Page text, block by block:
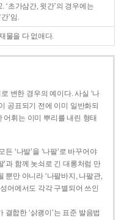
‘초가삼간, 윗간’의 경우에는
‘간’임.
물을 다 없애다.
변한 경우의 예이다. 사실 ‘나
공표되기 전에 이미 일반화되
어휘는 이미 뿌리를 내린 형태
‘나발’을 ‘나팔’로 바꾸어야
’과 함께 놋쇠로 긴 대롱처럼 만
뿐만 아니라 ‘나팔바지, 나팔관,
어에서도 각각 구별되어 쓰인
결합한 ‘삵괭이’는 표준 발음법